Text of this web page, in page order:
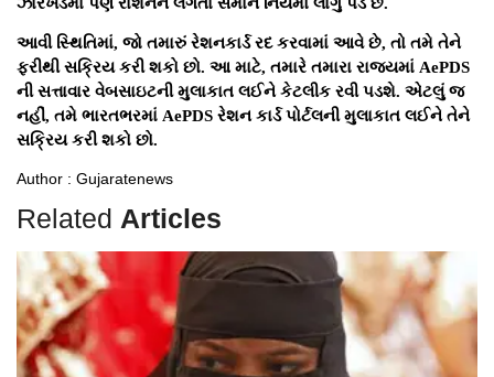
ઝારખંડમાં પણ રાશનને લગતા સમાન નિયમો લાગુ પડે છે.
આવી સ્થિતિમાં, જો તમારું રેશનકાર્ડ રદ કરવામાં આવે છે, તો તમે તેને
ફરીથી સક્રિય કરી શકો છો. આ માટે, તમારે તમારા રાજ્યમાં AePDS
ની સત્તાવાર વેબસાઇટની મુલાકાત લઈને કેટલીક રવી પડશે. એટલું જ
નહીં, તમે ભારતભરમાં AePDS રેશન કાર્ડ પોર્ટલની મુલાકાત લઈને તેને
સક્રિય કરી શકો છો.
Author : Gujaratenews
Related Articles